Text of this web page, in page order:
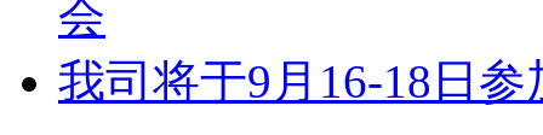
会
我司将于9月16-18日